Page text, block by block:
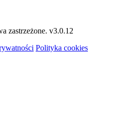
zastrzeżone. v3.0.12
Polityka cookies